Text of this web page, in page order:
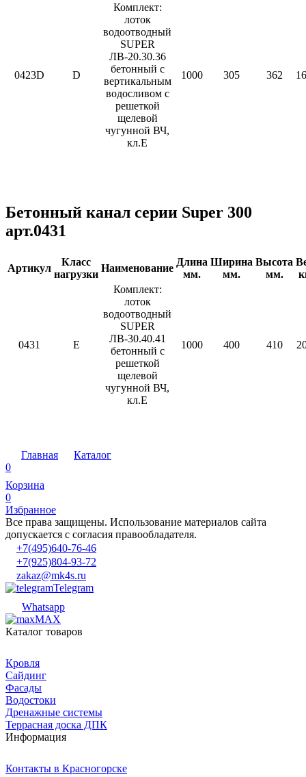
0423D D
Комплект:
лоток
водоотводный
SUPER
ЛВ-20.30.36
бетонный с
вертикальным
водосливом с
решеткой
щелевой
чугунной ВЧ,
кл.Е
1000 305 362
Бетонный канал серии Super 300
арт.0431
Артикул
Класс
нагрузки
Наименование
Длина
мм.
Ширина
мм.
Высота
мм.
0431 Е
Комплект:
лоток
водоотводный
SUPER
ЛВ-30.40.41
бетонный с
решеткой
щелевой
чугунной ВЧ,
кл.Е
1000 400 410
Главная
Каталог
0
Корзина
0
Избранное
Все права защищены. Использование материалов сайта
допускается с согласия правообладателя.
+7(495)640-76-46
+7(925)804-93-72
zakaz@mk4s.ru
Telegram
Whatsapp
MAX
Каталог товаров
Кровля
Сайдинг
Фасады
Водостоки
Дренажные системы
Террасная доска ДПК
Информация
Контакты в Красногорске